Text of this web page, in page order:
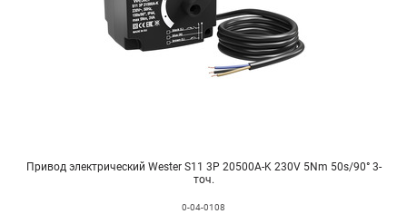
Привод электрический Wester S11 3P 20500A-K 230V 5Nm 50s/90° 3-
точ.
0-04-0108